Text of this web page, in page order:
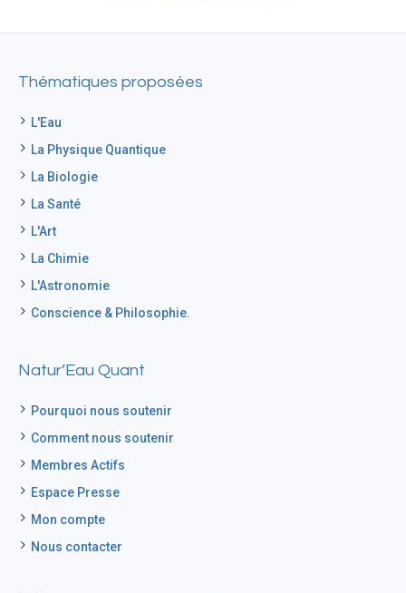
Thématiques proposées
L'Eau
La Physique Quantique
La Biologie
La Santé
L'Art
La Chimie
L'Astronomie
Conscience & Philosophie.
Natur’Eau Quant
Pourquoi nous soutenir
Comment nous soutenir
Membres Actifs
Espace Presse
Mon compte
Nous contacter